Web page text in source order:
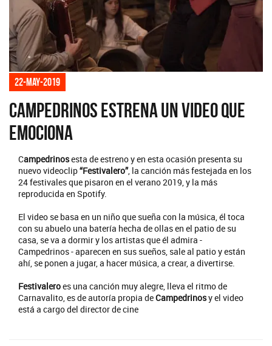
22-may-2019
Campedrinos estrena un video que
emociona
Campedrinosesta de estreno y en esta ocasión presenta su
nuevo videoclip“Festivalero”, la canción más festejada en los
24 festivales que pisaron en el verano 2019, y la más
reproducida en Spotify.
El video se basa en un niño que sueña con la música, él toca
con su abuelo una batería hecha de ollas en el patio de su
casa, se va a dormir y los artistas que él admira -
Campedrinos - aparecen en sus sueños, sale al patio y están
ahí, se ponen a jugar, a hacer música, a crear, a divertirse.
Festivaleroes una canción muy alegre, lleva el ritmo de
Carnavalito, es de autoría propia deCampedrinosy el video
está a cargo del director de cine